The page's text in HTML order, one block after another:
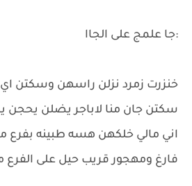
:جا علمج على الجاا
خنزرت زمرد نزلن راسهن وسكتن
سكتن جان منا لاباجر يضلن يحجن
اني مالي خلكهن هسه طبينه بفرع
فارغ ومهجور قريب حيل على الفرع